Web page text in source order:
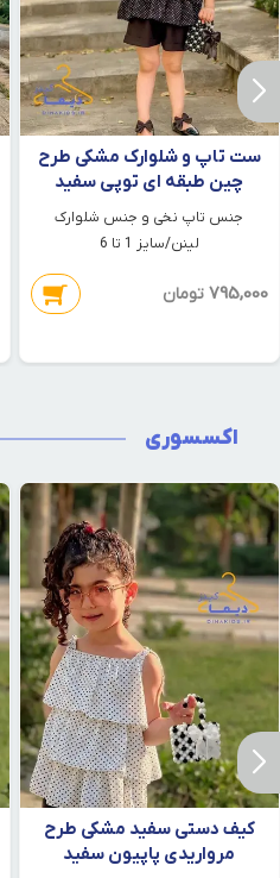
ست تاپ و شلوارک مشکی طرح
چین طبقه ای توپی سفید
جنس تاپ نخی و جنس شلوارک
لینن/سایز 1 تا 6
795,000 تومان
اکسسوری
کیف دستی سفید مشکی طرح
مرواریدی پاپیون سفید